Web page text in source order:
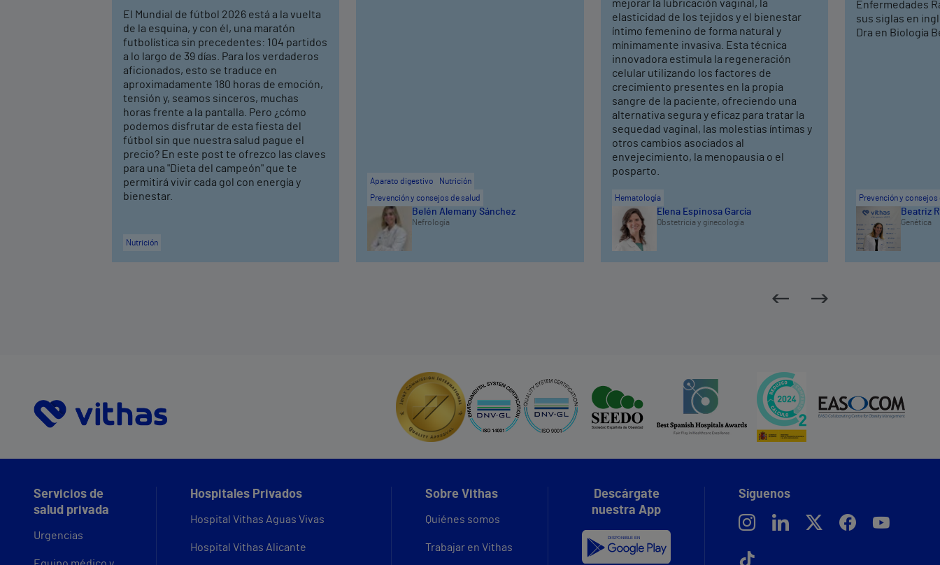
El Mundial de fútbol 2026 está a la vuelta
de la esquina, y con él, una maratón
futbolística sin precedentes: 104 partidos
a lo largo de 39 días. Para los verdaderos
aficionados, esto se traduce en
aproximadamente 180 horas de emoción,
tensión y, seamos sinceros, muchas
horas frente a la pantalla. Pero ¿cómo
podemos disfrutar de esta fiesta del
fútbol sin que nuestra salud pague el
precio? En este post te ofrezco las claves
para una "Dieta del campeón" que te
permitirá vivir cada gol con energía y
bienestar.
Nutrición
Aparato digestivo
Nutrición
Prevención y consejos de salud
Belén Alemany Sánchez
Nefrología
mejorar la lubricación vaginal, la
elasticidad de los tejidos y el bienestar
íntimo femenino de forma natural y
mínimamente invasiva. Esta técnica
innovadora estimula la regeneración
celular utilizando los factores de
crecimiento presentes en la propia
sangre de la paciente, ofreciendo una
alternativa segura y eficaz para tratar la
sequedad vaginal, las molestias íntimas y
otros cambios asociados al
envejecimiento, la menopausia o el
posparto.
Hematología
Elena Espinosa García
Obstetricia y ginecología
Enfermedades
sus siglas en
Dra en Biología
Prevención y consejos
Beatriz
Genética
Servicios de
salud privada
Urgencias
Hospitales Privados
Hospital Vithas Aguas Vivas
Hospital Vithas Alicante
Sobre Vithas
Quiénes somos
Trabajar en Vithas
Descárgate
nuestra App
Síguenos